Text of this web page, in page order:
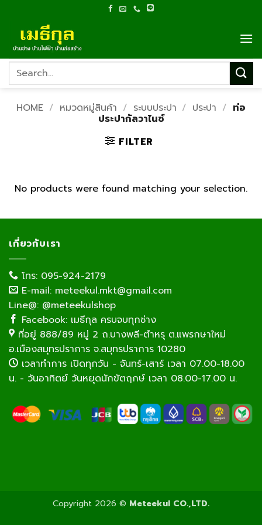
content
Search
HOME / หมวดหมู่สินค้า / ระบบประปา / ประปา / ท่อ
ประปากัลวาไนซ์
FILTER
No products were found matching your selection.
เกี่ยวกับเรา
โทร: 095-924-2179
E-mail: meteekul.mkt@gmail.com
Line@: @meteekulshop
Facebook: เมธีกุล ครบจบทุกช่าง
ที่อยู่ 888/89 หมู่ 2 ถ.บางพลี-ตำหรุ ต.แพรกษาใหม่
อ.เมืองสมุทรปราการ จ.สมุทรปราการ 10280
เวลาทำการ เปิดทุกวัน - จันทร์-เสาร์ เวลา 07.00-18.00
น. - วันอาทิตย์ วันหยุดนักขัตฤกษ์ เวลา 08.00-17.00 น.
Copyright 2026 © Meteekul CO.,LTD.